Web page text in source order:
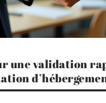
une validation